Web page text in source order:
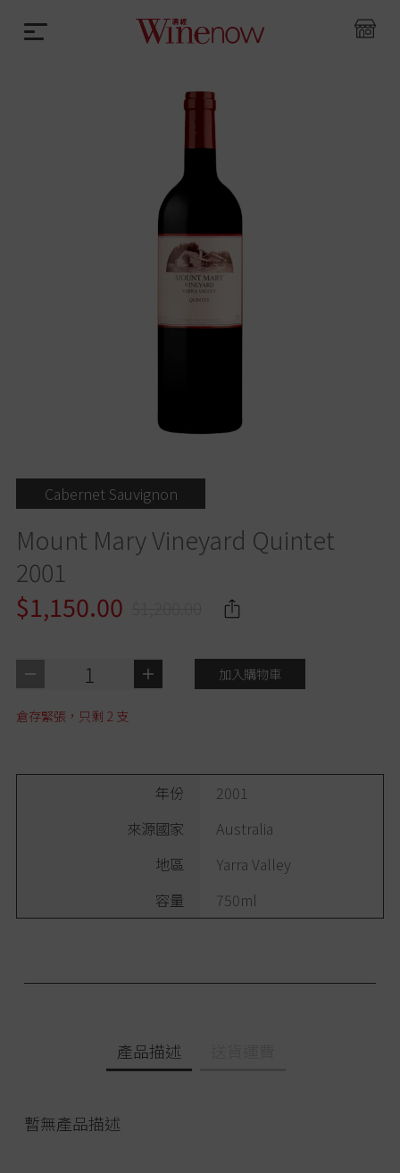
Cabernet Sauvignon
Mount Mary Vineyard Quintet
2001
$1,150.00
1 加入購物車
倉存緊張，只剩 2 支
年份
2001
來源國家
Australia
地區
Yarra Valley
容量
750ml
產品描述
暫無產品描述